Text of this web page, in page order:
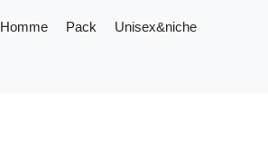
Homme Pack Unisex&niche